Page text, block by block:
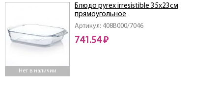
Нет в наличии
Артикул: 408B000/7046
Блюдо pyrex irresistible 35х23см
прямоугольное
741.54 ₽